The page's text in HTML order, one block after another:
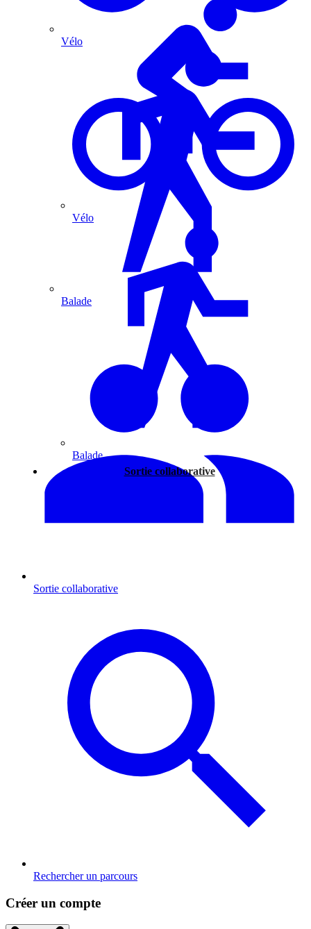
Vélo
Balade
Sortie collaborative
Vélo
Balade
Sortie collaborative
Rechercher un parcours
Créer un compte